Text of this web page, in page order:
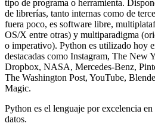
tipo de programa o herramienta.
de librerías, tanto internas como de
fuera poco, es software libre,
OS/X entre otras) y multiparadigma
o imperativo). Python es utilizado hoy
destacadas como Instagram, The New
Dropbox, NASA, Mercedes-Benz,
The Washington Post, YouTube,
Magic.
Python es el lenguaje por excelencia
datos.